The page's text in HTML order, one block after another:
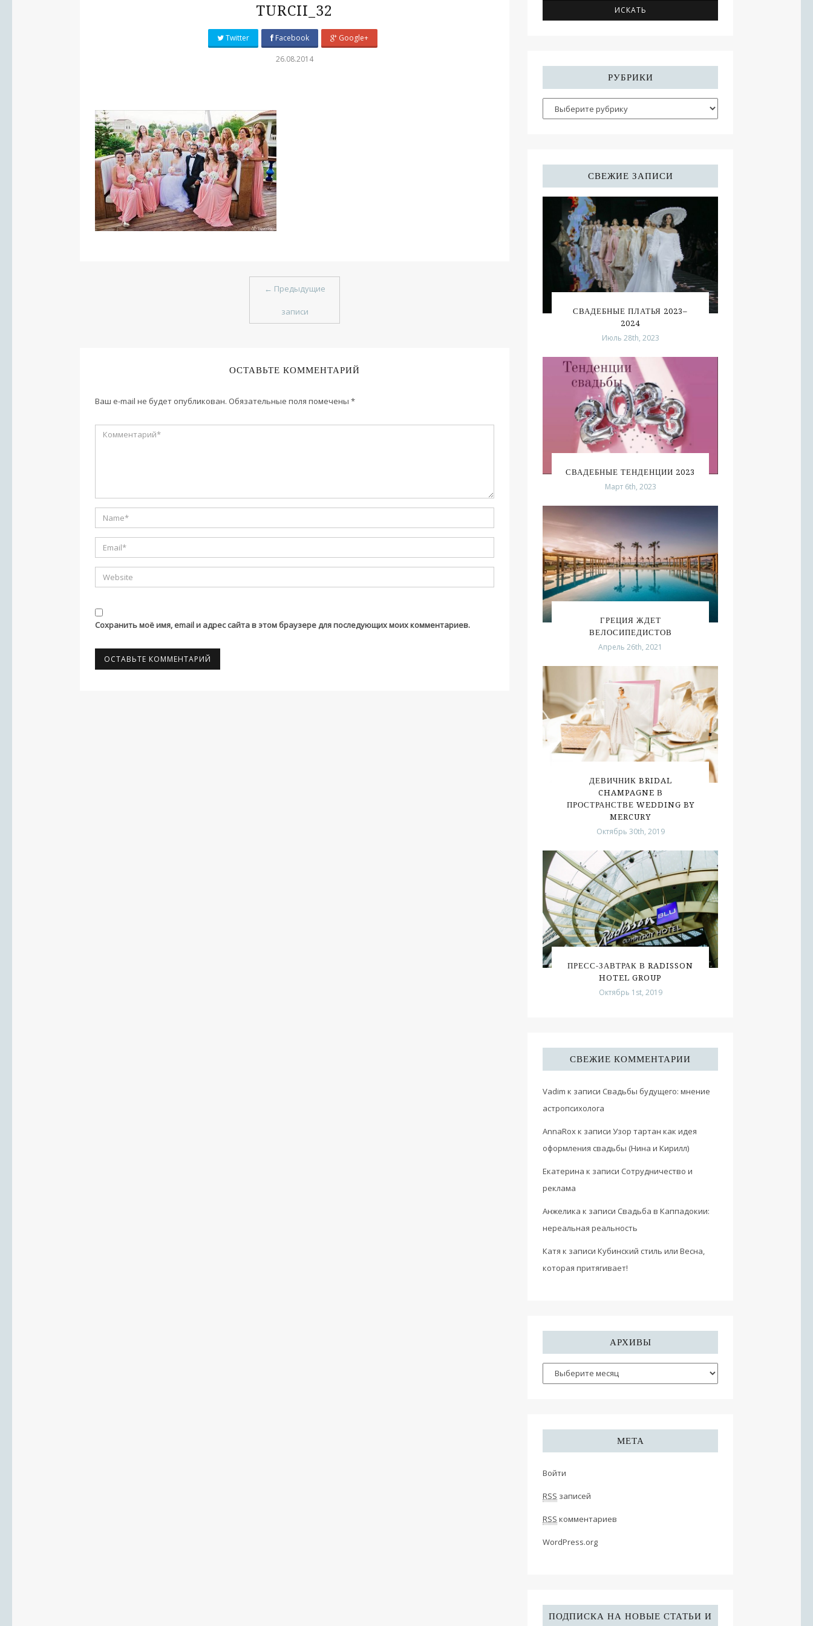
TURCII_32
Twitter Facebook Google+
26.08.2014
← Предыдущие
записи
ОСТАВЬТЕ КОММЕНТАРИЙ
Ваш e-mail не будет опубликован. Обязательные поля помечены *
Сохранить моё имя, email и адрес сайта в этом браузере для последующих моих комментариев.
РУБРИКИ
СВЕЖИЕ ЗАПИСИ
СВАДЕБНЫЕ ПЛАТЬЯ 2023–
2024
Июль 28th, 2023
СВАДЕБНЫЕ ТЕНДЕНЦИИ 2023
Март 6th, 2023
ГРЕЦИЯ ЖДЕТ
ВЕЛОСИПЕДИСТОВ
Апрель 26th, 2021
ДЕВИЧНИК BRIDAL
CHAMPAGNE В
ПРОСТРАНСТВЕ WEDDING BY
MERCURY
Октябрь 30th, 2019
ПРЕСС-ЗАВТРАК В RADISSON
HOTEL GROUP
Октябрь 1st, 2019
СВЕЖИЕ КОММЕНТАРИИ
Vadim к записи Свадьбы будущего: мнение
астропсихолога
AnnaRoxк записи Узор тартан как идея
оформления свадьбы (Нина и Кирилл)
Екатерина к записи Сотрудничество и
реклама
Анжелика к записи Свадьба в Каппадокии:
нереальная реальность
Катя к записи Кубинский стиль или Весна,
которая притягивает!
АРХИВЫ
МЕТА
Войти
RSS записей
RSS комментариев
WordPress.org
ПОДПИСКА НА НОВЫЕ СТАТЬИ И